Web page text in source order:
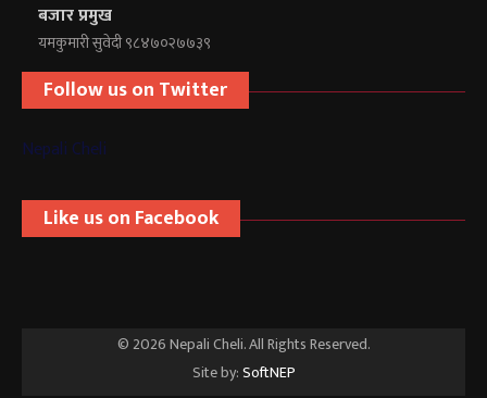
बजार प्रमुख
यमकुमारी सुवेदी ९८४७०२७७३९
Follow us on Twitter
Nepali Cheli
Like us on Facebook
© 2026 Nepali Cheli. All Rights Reserved.
Site by:SoftNEP